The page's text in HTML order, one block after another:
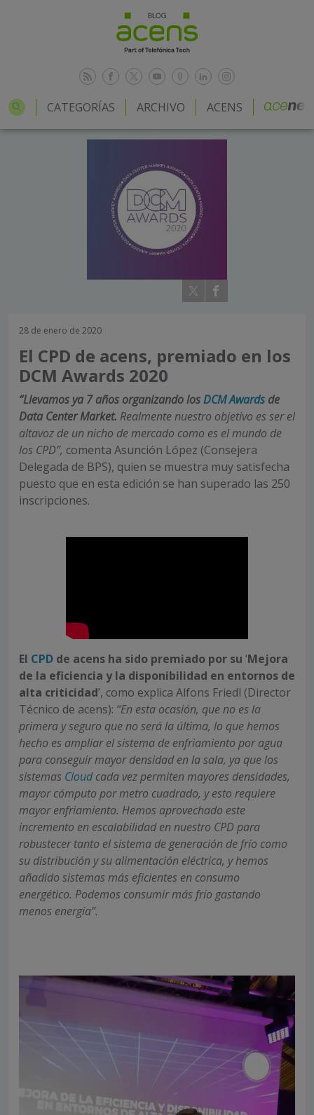
CATEGORÍAS ARCHIVO ACENS
28 de enero de 2020
El CPD de acens, premiado en los
DCM Awards 2020
“Llevamos ya 7 años organizando losDCM Awards de
Data Center Market. Realmente nuestro objetivo es ser el
altavoz de un nicho de mercado como es el mundo de
los CPD”, comenta Asunción López (Consejera
Delegada de BPS), quien se muestra muy satisfecha
puesto que en esta edición se han superado las 250
inscripciones.
El CPD de acens ha sido premiado por su ‘Mejora
de la eficiencia y la disponibilidad en entornos de
alta criticidad’, como explica Alfons Friedl (Director
Técnico de acens): “En esta ocasión, que no es la
primera y seguro que no será la última, lo que hemos
hecho es ampliar el sistema de enfriamiento por agua
para conseguir mayor densidad en la sala, ya que los
sistemas Cloudcada vez permiten mayores densidades,
mayor cómputo por metro cuadrado, y esto requiere
mayor enfriamiento. Hemos aprovechado este
incremento en escalabilidad en nuestro CPD para
robustecer tanto el sistema de generación de frío como
su distribución y su alimentación eléctrica, y hemos
añadido sistemas más eficientes en consumo
energético. Podemos consumir más frío gastando
menos energía”.